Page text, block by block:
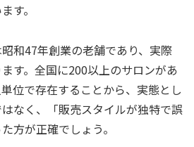
す。
和47年創業の老舗であり、実際
す。全国に200以上のサロンがあ
位で存在することから、実態とし
なく、「販売スタイルが独特で誤
方が正確でしょう。